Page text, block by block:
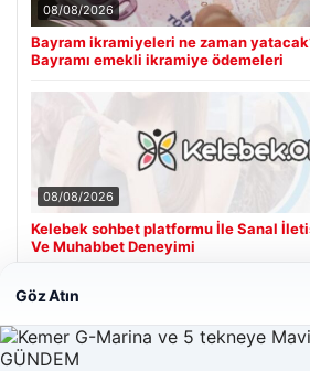
08/08/2026
Bayram ikramiyeleri ne zaman
Bayramı emekli ikramiye ödemeleri
08/08/2026
Kelebek sohbet platformu İle Sanal
Ve Muhabbet Deneyimi
Son Eklenen Firmalar
Göz Atın